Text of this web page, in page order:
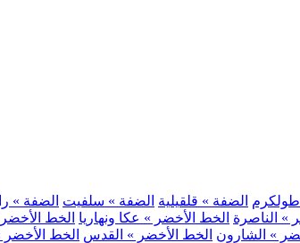
طولكرم الضفة » قلقيلية الضفة » سلفيت الضفة »
» الناصرة الخط الأخضر » عكا ونهاريا الخط
» الشارون الخط الأخضر » القدس الخط الأخضر